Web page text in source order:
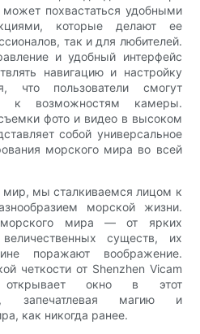
похвастаться удобными
которые делают ее
так и для любителей.
и удобный интерфейс
навигацию и настройку
что пользователи смогут
к возможностям камеры.
фото и видео в высоком
собой универсальное
морского мира во всей
мы сталкиваемся лицом к
морской жизни.
мира — от ярких
существ, их
поражают воображение.
четкости от Shenzhen Vicam
открывает окно в этот
запечатлевая магию и
как никогда ранее.